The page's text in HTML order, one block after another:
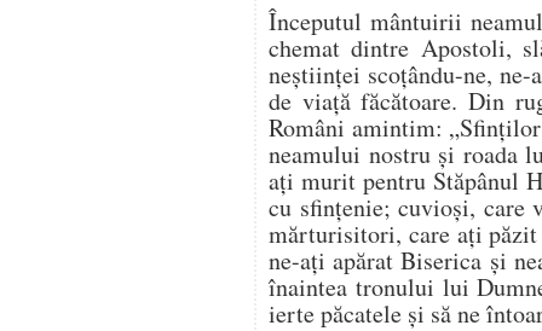
Începutul mântuirii
chemat dintre Apostoli,
neștiinței scoțându-ne,
de viață făcătoare. Din
Români amintim:
neamului nostru și roada
ați murit pentru Stăpânul
cu sfințenie; cuvioși, care
mărturisitori, care ați
ne-ați apărat Biserica și
înaintea tronului lui
ierte păcatele și să ne